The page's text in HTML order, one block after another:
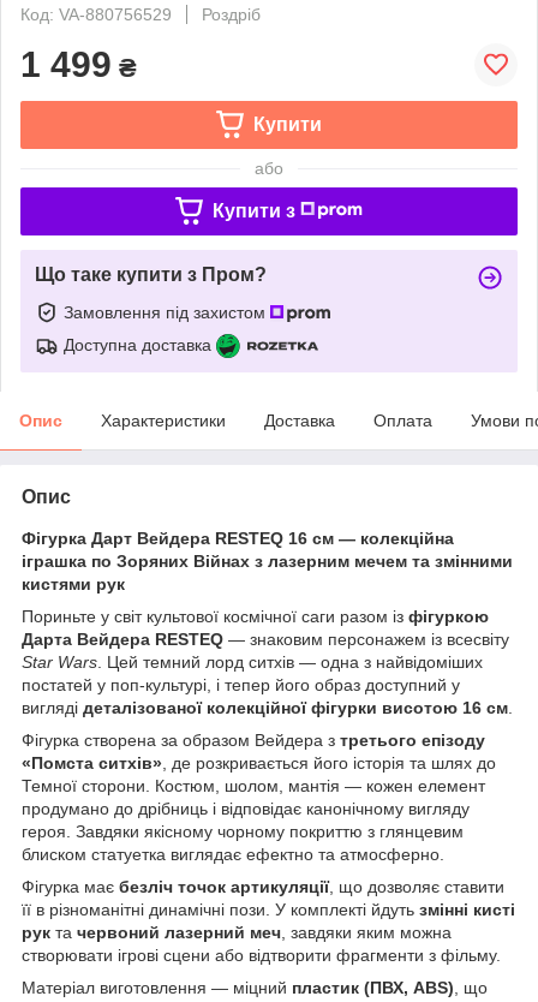
Код: VA-880756529
Роздріб
1 499 ₴
Купити
або
Купити з
Що таке купити з Пром?
Замовлення під захистом
Доступна доставка
Опис Характеристики Доставка Оплата Умови
Опис
Фігурка Дарт Вейдера RESTEQ 16 см — колекційна
іграшка по Зоряних Війнах з лазерним мечем та змінними
кистями рук
Пориньте у світ культової космічної саги разом із фігуркою
Дарта Вейдера RESTEQ — знаковим персонажем із всесвіту
Star Wars . Цей темний лорд ситхів — одна з найвідоміших
постатей у поп-культурі, і тепер його образ доступний у
вигляді деталізованої колекційної фігурки висотою 16 см
Фігурка створена за образом Вейдера з третього епізоду
«Помста ситхів» , де розкривається його історія та шлях до
Темної сторони. Костюм, шолом, мантія — кожен елемент
продумано до дрібниць і відповідає канонічному вигляду
героя. Завдяки якісному чорному покриттю з глянцевим
блиском статуетка виглядає ефектно та атмосферно.
Фігурка має безліч точок артикуляції, що дозволяє ставити
її в різноманітні динамічні пози. У комплекті йдуть змінні кисті
рук та червоний лазерний меч , завдяки яким можна
створювати ігрові сцени або відтворити фрагменти з фільму.
Матеріал виготовлення — міцний пластик (ПВХ, ABS) , що